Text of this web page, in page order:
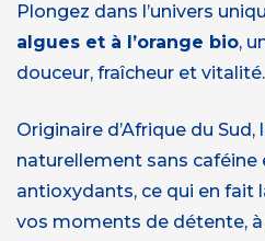
Plongez dans l’univers
algues et à l’orange bio,
douceur, fraîcheur et vitalité.
Originaire d’Afrique du
naturellement sans caféine
antioxydants, ce qui en fait
vos moments de détente,